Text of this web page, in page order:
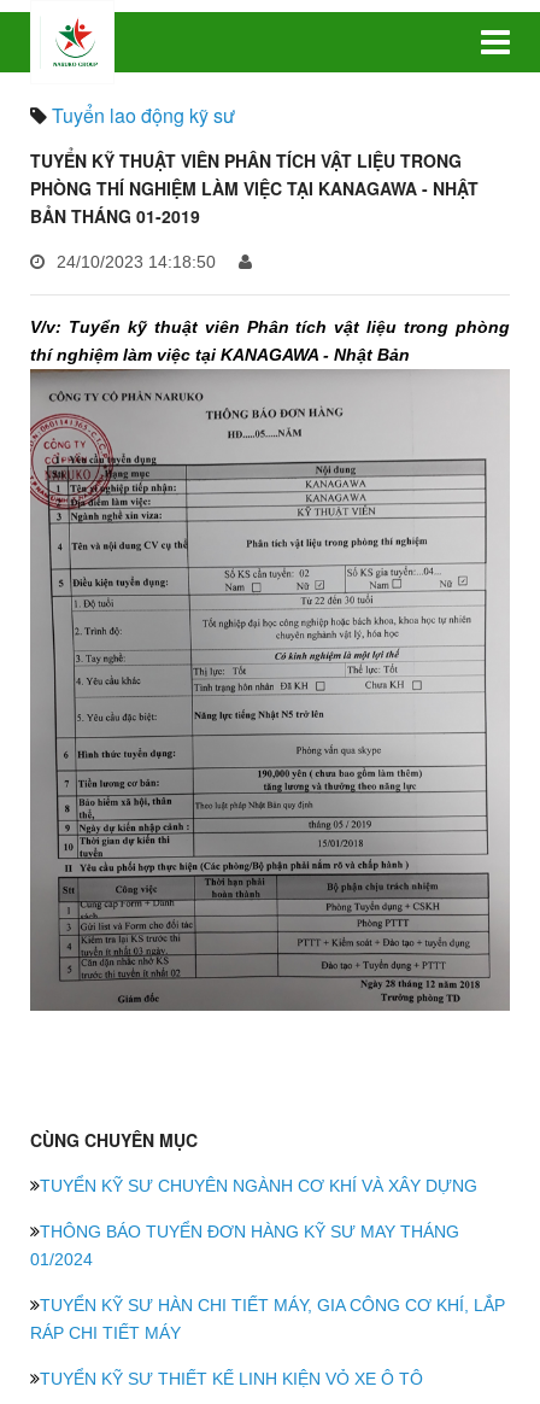
Tuyển lao động kỹ sư
TUYỂN KỸ THUẬT VIÊN PHÂN TÍCH VẬT LIỆU TRONG
PHÒNG THÍ NGHIỆM LÀM VIỆC TẠI KANAGAWA - NHẬT
BẢN THÁNG 01-2019
24/10/2023 14:18:50
V/v: Tuyển kỹ thuật viên Phân tích vật liệu trong phòng
thí nghiệm làm việc tại KANAGAWA - Nhật Bản
CÙNG CHUYÊN MỤC
TUYỂN KỸ SƯ CHUYÊN NGÀNH CƠ KHÍ VÀ XÂY DỰNG
THÔNG BÁO TUYỂN ĐƠN HÀNG KỸ SƯ MAY THÁNG
01/2024
TUYỂN KỸ SƯ HÀN CHI TIẾT MÁY, GIA CÔNG CƠ KHÍ, LẮP
RÁP CHI TIẾT MÁY
TUYỂN KỸ SƯ THIẾT KẾ LINH KIỆN VỎ XE Ô TÔ